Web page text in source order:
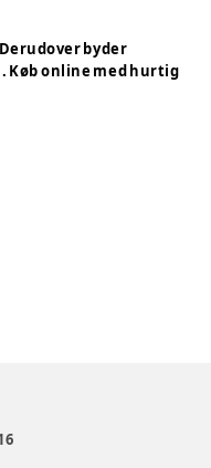
byder
Køb online med hurtig